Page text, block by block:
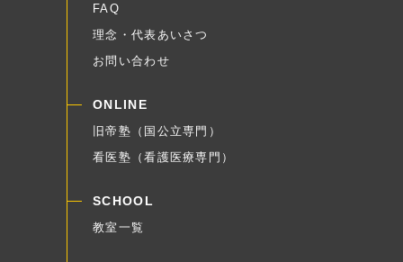
FAQ
理念・代表あいさつ
お問い合わせ
ONLINE
旧帝塾（国公立専門）
看医塾（看護医療専門）
SCHOOL
教室一覧